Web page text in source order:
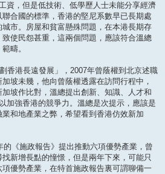
資，但是低技術、低學歷人士未能分享經濟
合國的標準，香港的堅尼系數早已長期處
市。房屋和貧富懸殊問題，在本港長期存
使民怨甚重，這兩個問題，應該符合溫總
疇。
香港長遠發展」，2007年曾蔭權到北京述職
坡未幾，他向曾蔭權透露在訪問行程中，
坡作比對，溫總提出創新、知識、人才和
加強香港的競爭力。溫總是次提示，應該是
和地產業之弊，希望看到香港仿效新加
的《施政報告》提出推動六項優勢產業，曾
新增長點的憧憬，但是兩年下來，可能只
優勢產業，在特首施政報告裏可謂聊備一